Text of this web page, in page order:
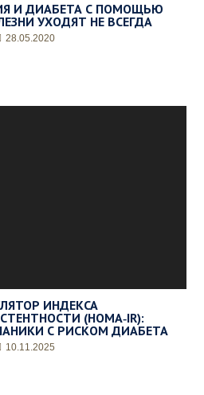
И ДИАБЕТА С ПОМОЩЬЮ
УХОДЯТ НЕ ВСЕГДА
28.05.2020
ИНДЕКСА
(HOMA‑IR):
С РИСКОМ ДИАБЕТА
10.11.2025